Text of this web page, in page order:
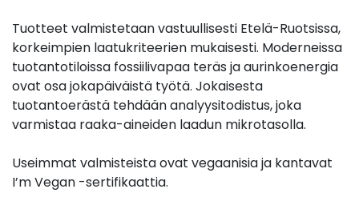
Tuotteet valmistetaan vastuullisesti Etelä-Ruotsissa,
korkeimpien laatukriteerien mukaisesti. Moderneissa
tuotantotiloissa fossiilivapaa teräs ja aurinkoenergia
ovat osa jokapäiväistä työtä. Jokaisesta
tuotantoerästä tehdään analyysitodistus, joka
varmistaa raaka-aineiden laadun mikrotasolla.
Useimmat valmisteista ovat vegaanisia ja kantavat
I’m Vegan -sertifikaattia.